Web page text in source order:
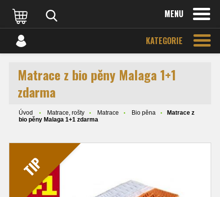
MENU
KATEGORIE
Matrace z bio pěny Malaga 1+1
zdarma
Úvod Matrace, rošty Matrace Bio pěna
Matrace z
bio pěny Malaga 1+1 zdarma
TIP